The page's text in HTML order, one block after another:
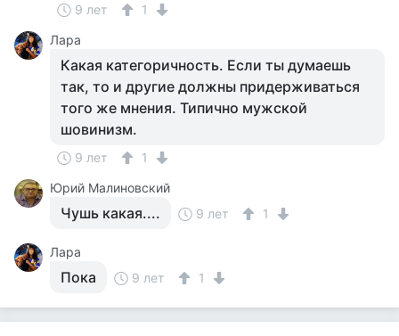
9 лет
1
Лара
Какая категоричность. Если ты думаешь
так, то и другие должны придерживаться
того же мнения. Типично мужской
шовинизм.
9 лет
1
Юрий Малиновский
Чушь какая.... 9 лет 1
Лара
Пока 9 лет 1